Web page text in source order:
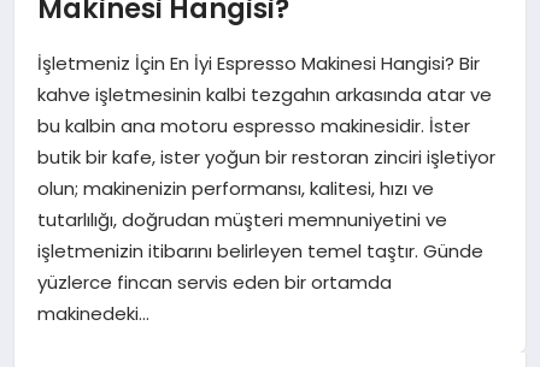
SAĞLIK
TEKNOLOJI
YAŞAM
EĞITIM
Makinesi Hangisi?
İşletmeniz İçin En İyi Espresso Makinesi Hangisi? Bir
kahve işletmesinin kalbi tezgahın arkasında atar ve
bu kalbin ana motoru espresso makinesidir. İster
butik bir kafe, ister yoğun bir restoran zinciri işletiyor
olun; makinenizin performansı, kalitesi, hızı ve
tutarlılığı, doğrudan müşteri memnuniyetini ve
işletmenizin itibarını belirleyen temel taştır. Günde
yüzlerce fincan servis eden bir ortamda
makinedeki…